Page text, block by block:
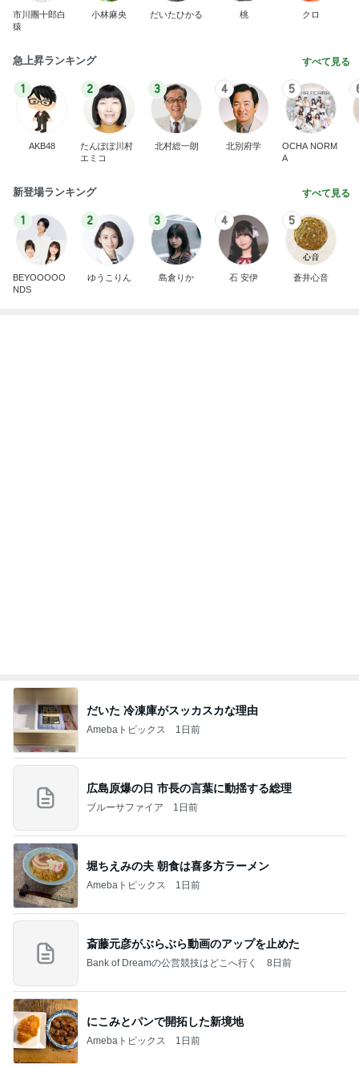
市川團十郎白
猿
小林麻央 だいたひかる 桃 クロ
急上昇ランキング すべて見る
1
AKB48
2
たんぽぽ川村
エミコ
3
北村総一朗
4
北別府学
5
OCHA NORM
A
新登場ランキング すべて見る
1
BEYOOOOO
NDS
2
ゆうこりん
3
島倉りか
4
石 安伊
5
蒼井心音
だいた 冷凍庫がスッカスカな理由
Amebaトピックス 1日前
広島原爆の日 市長の言葉に動揺する総理
ブルーサファイア 1日前
堀ちえみの夫 朝食は喜多方ラーメン
Amebaトピックス 1日前
斎藤元彦がぶらぶら動画のアップを止めた
Bank of Dreamの公営競技はどこへ行く 8日前
にこみとパンで開拓した新境地
Amebaトピックス 1日前